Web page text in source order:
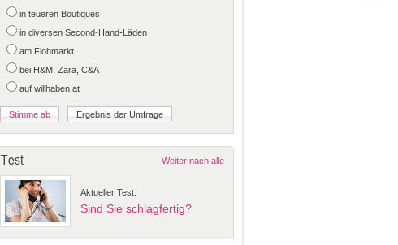
in teueren Boutiques
in diversen Second-Hand-Läden
am Flohmarkt
bei H&M, Zara, C&A
auf willhaben.at
Test Weiter nach alle
Aktueller Test:
Sind Sie schlagfertig?